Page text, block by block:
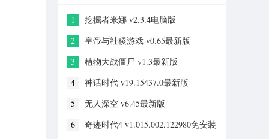
1
挖掘者米娜 v2.3.4电脑版
2
皇帝与社稷游戏 v0.65最新版
3
植物大战僵尸 v1.3最新版
4
神话时代 v19.15437.0最新版
5
无人深空 v6.45最新版
6
奇迹时代4 v1.015.002.122980免安装